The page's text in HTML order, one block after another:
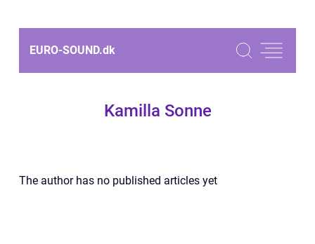
EURO-SOUND.dk
Kamilla Sonne
The author has no published articles yet